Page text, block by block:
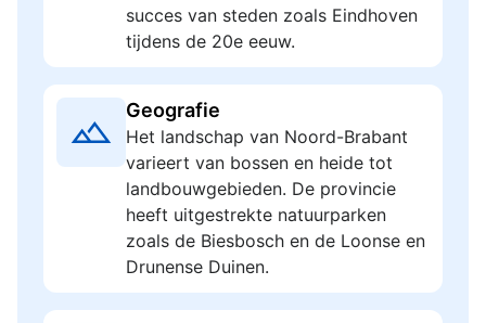
succes van steden zoals Eindhoven
tijdens de 20e eeuw.
Geografie
Het landschap van Noord-Brabant
varieert van bossen en heide tot
landbouwgebieden. De provincie
heeft uitgestrekte natuurparken
zoals de Biesbosch en de Loonse en
Drunense Duinen.